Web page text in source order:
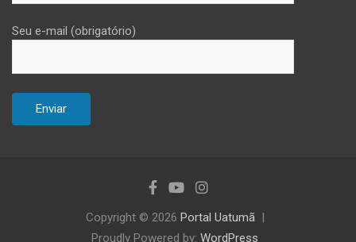
Seu e-mail (obrigatório)
Copyright © 2026 Portal Uatumã
Proudly Powered by: WordPress